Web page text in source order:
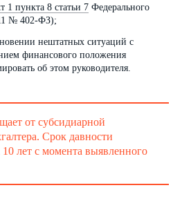
1 пункта 8 статьи 7 Федерального
№ 402-ФЗ);
нештатных ситуаций с
финансового положения
об этом руководителя.
от субсидиарной
Срок давности
10 лет с момента выявленного